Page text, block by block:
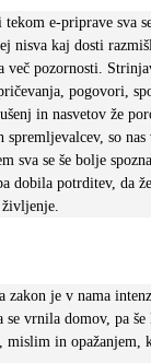
e-priprave sva
nisva kaj dosti
več pozornosti.
pogovori,
in nasvetov že
spremljevalcev, so
sva se še bolje
dobila potrditev, da
življenje.
zakon je v nama
se vrnila domov, pa še
mislim in opažanjem,